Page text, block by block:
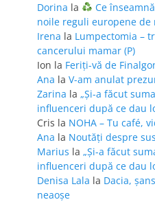
Dorina la
Ce
noile reguli europene de
Irena la Lumpectomia –
cancerului mamar (P)
Ion la Feriţi-vă de
Ana la V-am anulat
Zarina la „Și-a făcut
influenceri după ce dau
Cris la NOHA – Tu café,
Ana la Noutăți despre
Marius la „Și-a făcut
influenceri după ce dau
Denisa Lala la Dacia,
neaoșe